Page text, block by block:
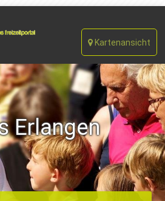
Kartenansicht
Erlangen